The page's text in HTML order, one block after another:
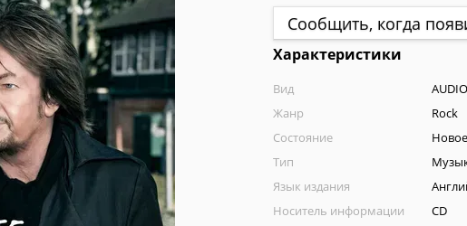
Сообщить, когда
Характеристики
Вид
Жанр
Rock
Состояние
Новое
Тип
Язык издания
Носитель информации
CD